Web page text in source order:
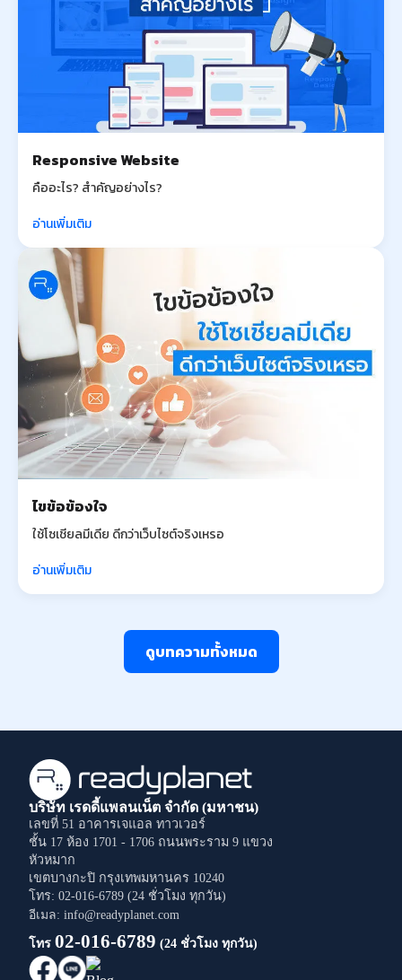
Responsive Website
คืออะไร? สำคัญอย่างไร?
อ่านเพิ่มเติม
ไขข้อข้องใจ
ใช้โซเชียลมีเดีย ดีกว่าเว็บไซต์จริงเหรอ
อ่านเพิ่มเติม
ดูบทความทั้งหมด
บริษัท เรดดี้แพลนเน็ต จำกัด (มหาชน)
เลขที่ 51 อาคารเจแอล ทาวเวอร์
ชั้น 17 ห้อง 1701 - 1706 ถนนพระราม 9 แขวง
หัวหมาก
เขตบางกะปิ กรุงเทพมหานคร 10240
โทร: 02-016-6789 (24 ชั่วโมง ทุกวัน)
อีเมล: info@readyplanet.com
โทร 02-016-6789 (24 ชั่วโมง ทุกวัน)